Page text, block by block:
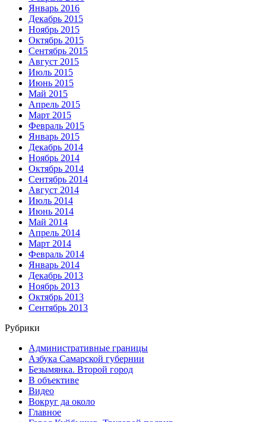
Январь 2016
Декабрь 2015
Ноябрь 2015
Октябрь 2015
Сентябрь 2015
Август 2015
Июль 2015
Июнь 2015
Май 2015
Апрель 2015
Март 2015
Февраль 2015
Январь 2015
Декабрь 2014
Ноябрь 2014
Октябрь 2014
Сентябрь 2014
Август 2014
Июль 2014
Июнь 2014
Май 2014
Апрель 2014
Март 2014
Февраль 2014
Январь 2014
Декабрь 2013
Ноябрь 2013
Октябрь 2013
Сентябрь 2013
Рубрики
Административные границы
Азбука Самарской губернии
Безымянка. Второй город
В объективе
Видео
Вокруг да около
Главное